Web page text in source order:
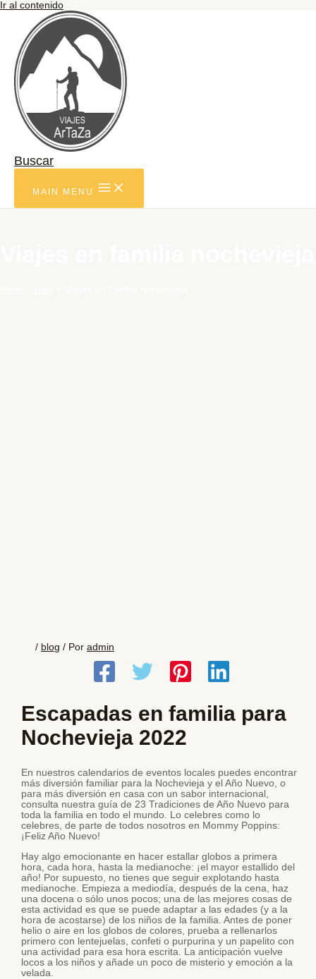
Ir al contenido
Buscar
MAIN MENU
/ blog / Por admin
Escapadas en familia para
Nochevieja 2022
En nuestros calendarios de eventos locales puedes encontrar
más diversión familiar para la Nochevieja y el Año Nuevo, o
para más diversión en casa con un sabor internacional,
consulta nuestra guía de 23 Tradiciones de Año Nuevo para
toda la familia en todo el mundo. Lo celebres como lo
celebres, de parte de todos nosotros en Mommy Poppins:
¡Feliz Año Nuevo!
Hay algo emocionante en hacer estallar globos a primera
hora, cada hora, hasta la medianoche: ¡el mayor estallido del
año! Por supuesto, no tienes que seguir explotando hasta
medianoche. Empieza a mediodía, después de la cena, haz
una docena o sólo unos pocos; una de las mejores cosas de
esta actividad es que se puede adaptar a las edades (y a la
hora de acostarse) de los niños de la familia. Antes de poner
helio o aire en los globos de colores, prueba a rellenarlos
primero con lentejuelas, confeti o purpurina y un papelito con
una actividad para esa hora escrita. La anticipación vuelve
locos a los niños y añade un poco de misterio y emoción a la
velada.